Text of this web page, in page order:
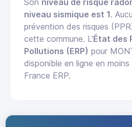
niveau sismique est 1.
prévention des risques
cette commune. L'État des
Pollutions (ERP) pour
disponible en ligne en
France ERP.